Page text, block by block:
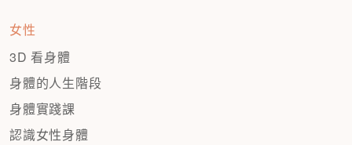
女性
3D 看身體
身體的人生階段
身體實踐課
認識女性身體